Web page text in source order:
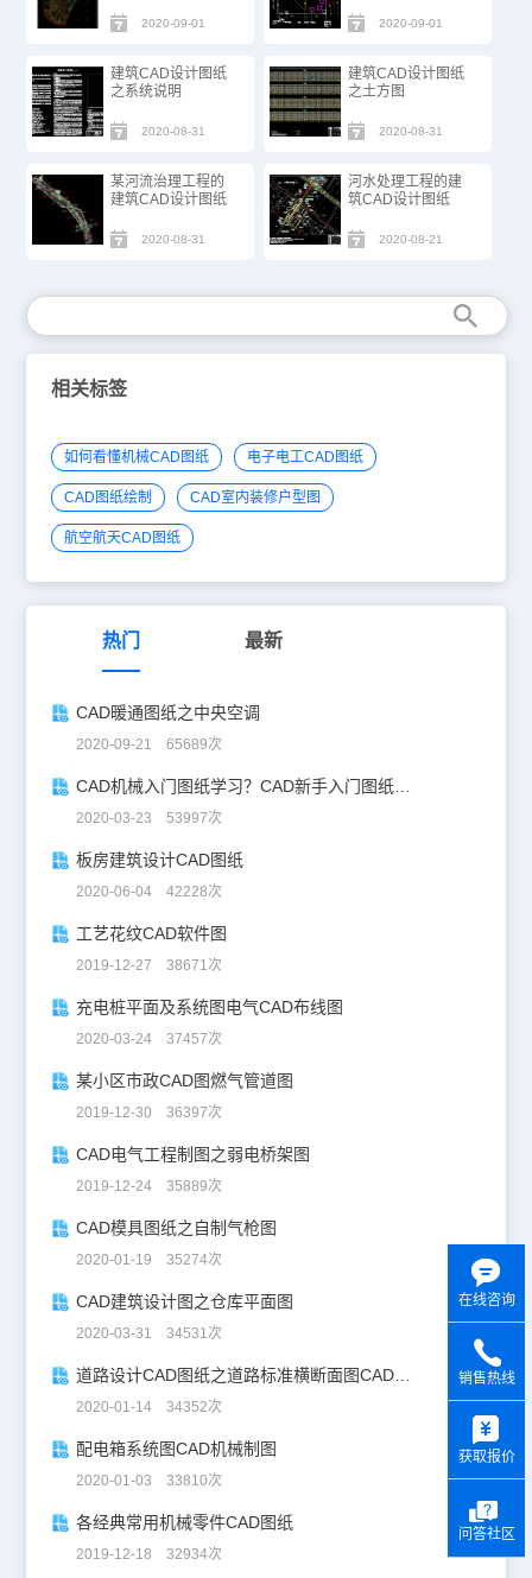
2020-09-01 2020-09-01
建筑CAD设计图纸
之系统说明
2020-08-31
建筑CAD设计图纸
之土方图
2020-08-31
某河流治理工程的
建筑CAD设计图纸
2020-08-31
河水处理工程的建
筑CAD设计图纸
2020-08-21
相关标签
如何看懂机械CAD图纸 电子电工CAD图纸
CAD图纸绘制 CAD室内装修户型图
航空航天CAD图纸
热门 最新
CAD暖通图纸之中央空调
2020-09-21 65689次
CAD机械入门图纸学习？CAD新手入门图纸练习
2020-03-23 53997次
板房建筑设计CAD图纸
2020-06-04 42228次
工艺花纹CAD软件图
2019-12-27 38671次
充电桩平面及系统图电气CAD布线图
2020-03-24 37457次
某小区市政CAD图燃气管道图
2019-12-30 36397次
CAD电气工程制图之弱电桥架图
2019-12-24 35889次
CAD模具图纸之自制气枪图
2020-01-19 35274次
CAD建筑设计图之仓库平面图
2020-03-31 34531次
道路设计CAD图纸之道路标准横断面图CAD图纸
2020-01-14 34352次
配电箱系统图CAD机械制图
2020-01-03 33810次
各经典常用机械零件CAD图纸
2019-12-18 32934次
在线咨询
销售热线
获取报价
问答社区